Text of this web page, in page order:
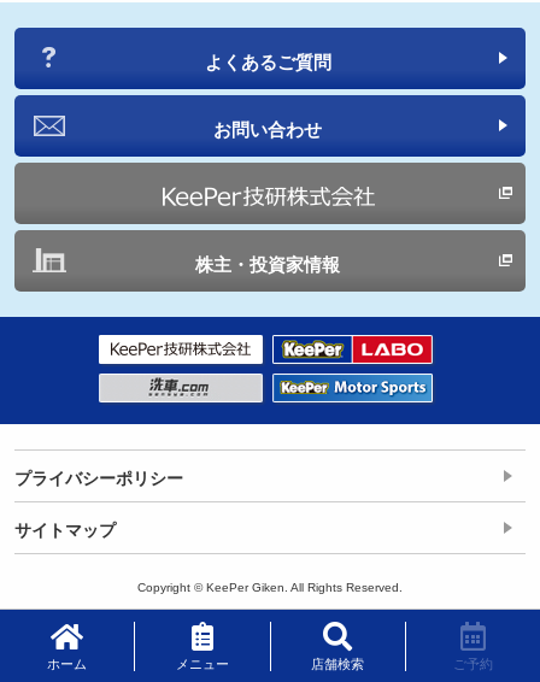
よくあるご質問
お問い合わせ
株主・投資家情報
プライバシーポリシー
サイトマップ
Copyright © KeePer Giken. All Rights Reserved.
ホーム メニュー 店舗検索 ご予約